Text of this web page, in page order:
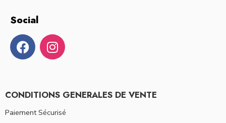
Social
CONDITIONS GENERALES DE VENTE
Paiement Sécurisé